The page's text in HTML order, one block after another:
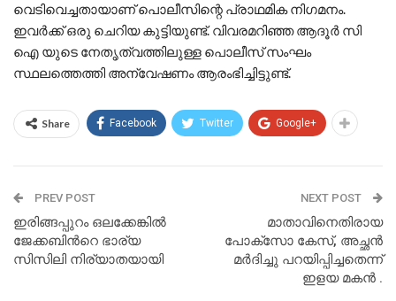
വെടിവെച്ചതായാണ്‌ പൊലീസിന്റെ പ്രാഥമിക നിഗമനം.
ഇവർക്ക് ഒരു ചെറിയ കുട്ടിയുണ്ട്. വിവരമറിഞ്ഞ ആദൂർ സി
ഐ യുടെ നേതൃത്വത്തിലുള്ള പൊലീസ് സംഘം
സ്ഥലത്തെത്തി അന്വേഷണം ആരംഭിച്ചിട്ടുണ്ട്.
Share Facebook Twitter Google+
PREV POST
ഇരിങ്ങപ്പുറം ഒലക്കേങ്കിൽ
ജേക്കബിൻറെ ഭാര്യ
സിസിലി നിര്യാതയായി
NEXT POST
മാതാവിനെതിരായ
പോക്സോ കേസ്, അച്ഛൻ
മർദിച്ചു പറയിപ്പിച്ചതെന്ന്
ഇളയ മകൻ .